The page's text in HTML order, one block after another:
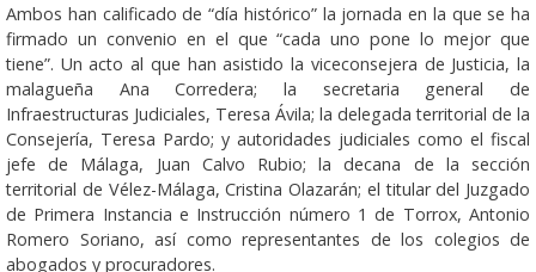
Ambos han calificado de “día histórico” la jornada en la que se ha
firmado un convenio en el que “cada uno pone lo mejor que
tiene”. Un acto al que han asistido la viceconsejera de Justicia, la
malagueña Ana Corredera; la secretaria general de
Infraestructuras Judiciales, Teresa Ávila; la delegada territorial de la
Consejería, Teresa Pardo; y autoridades judiciales como el fiscal
jefe de Málaga, Juan Calvo Rubio; la decana de la sección
territorial de Vélez-Málaga, Cristina Olazarán; el titular del Juzgado
de Primera Instancia e Instrucción número 1 de Torrox, Antonio
Romero Soriano, así como representantes de los colegios de
abogados y procuradores.